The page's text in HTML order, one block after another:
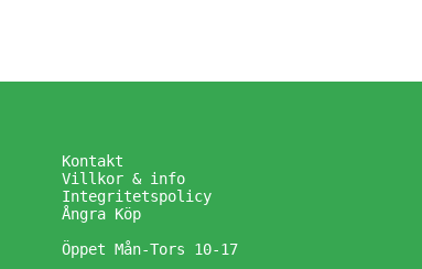
Kontakt
Villkor & info
Integritetspolicy
Ångra Köp
Öppet Mån-Tors 10-17